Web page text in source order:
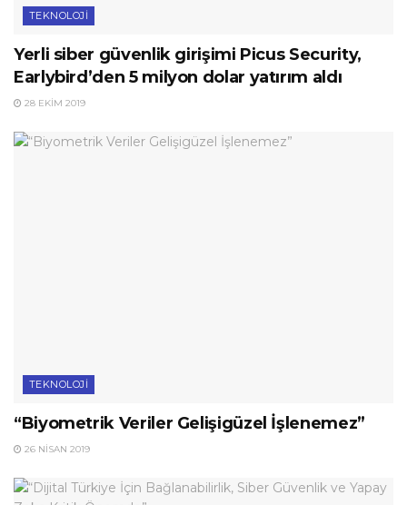
TEKNOLOJI
Yerli siber güvenlik girişimi Picus Security,
Earlybird’den 5 milyon dolar yatırım aldı
28 EKIM 2019
TEKNOLOJI
“Biyometrik Veriler Gelişigüzel İşlenemez”
26 NISAN 2019